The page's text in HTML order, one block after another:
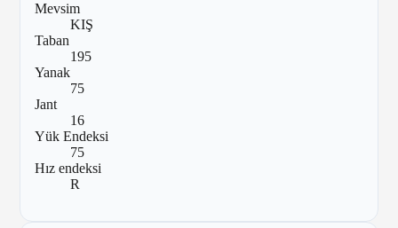
Mevsim
KIŞ
Taban
195
Yanak
75
Jant
16
Yük Endeksi
75
Hız endeksi
R